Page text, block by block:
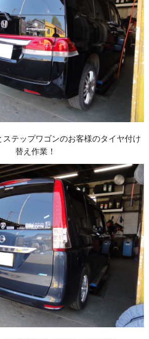
ステップワゴンのお客様のタイヤ付け
替え作業！